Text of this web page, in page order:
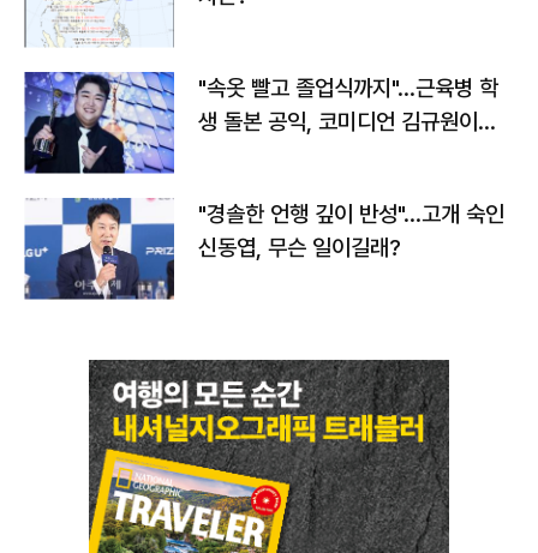
"속옷 빨고 졸업식까지"…근육병 학
생 돌본 공익, 코미디언 김규원이었
"경솔한 언행 깊이 반성"…고개 숙인
신동엽, 무슨 일이길래?